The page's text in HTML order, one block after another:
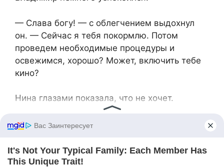
— Слава богу! — с облегчением выдохнул
он. — Сейчас я тебя покормлю. Потом
проведем необходимые процедуры и
освежимся, хорошо? Может, включить тебе
кино?
Нина глазами показала, что не хочет.
— Ну, нет, так нет, — согласился Владимир.
а то как-то невежливо получается.